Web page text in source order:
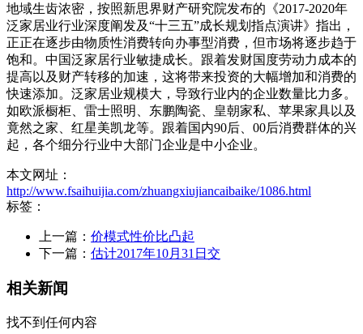
地域生齿浓密，按照新思界财产研究院发布的《2017-2020年
泛家居业行业深度阐发及“十三五”成长规划指点演讲》指出，
正正在逐步由物质性消费转向办事型消费，但市场将逐步趋于
饱和。中国泛家居行业敏捷成长。跟着发财国度劳动力成本的
提高以及财产转移的加速，这将带来投资的大幅增加和消费的
快速添加。泛家居业规模大，导致行业内的企业数量比力多。
如欧派橱柜、雷士照明、东鹏陶瓷、皇朝家私、苹果家具以及
竟然之家、红星美凯龙等。跟着国内90后、00后消费群体的兴
起，各个细分行业中大部门企业是中小企业。
本文网址：
http://www.fsaihuijia.com/zhuangxiujiancaibaike/1086.html
标签：
上一篇： 价模式性价比凸起
下一篇： 估计2017年10月31日交
相关新闻
找不到任何内容